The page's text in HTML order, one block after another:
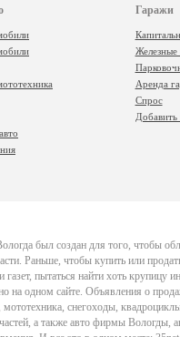
Гаражи
Железные
Аренда
Спрос
Добавить
был создан для того, чтобы
Раньше, чтобы купить или
газет, пытаться найти хоть крупицу
на одном сайте. Объявления о
мототехника, снегоходы,
а также авто фирмы Вологды,